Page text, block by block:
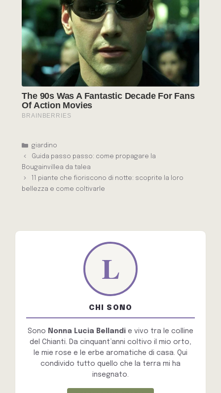
Categorie
giardino
Guida passo passo: come propagare la
Bougainvillea da talea
11 piante che fioriscono di notte: scoprite la loro
bellezza e come coltivarle
CHI SONO
Sono Nonna Lucia Bellandi e vivo tra le colline
del Chianti. Da cinquant’anni coltivo il mio orto,
le mie rose e le erbe aromatiche di casa. Qui
condivido tutto quello che la terra mi ha
insegnato.